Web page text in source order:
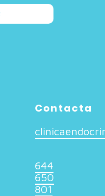
Contacta
644
650
801